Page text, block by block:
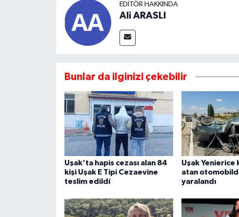
EDITÖR HAKKINDA
Ali ARASLI
Bunlar da ilginizi çekebilir
Uşak'ta hapis cezası alan 84
kişi Uşak E Tipi Cezaevine
teslim edildi
Uşak
atan
yaralandı